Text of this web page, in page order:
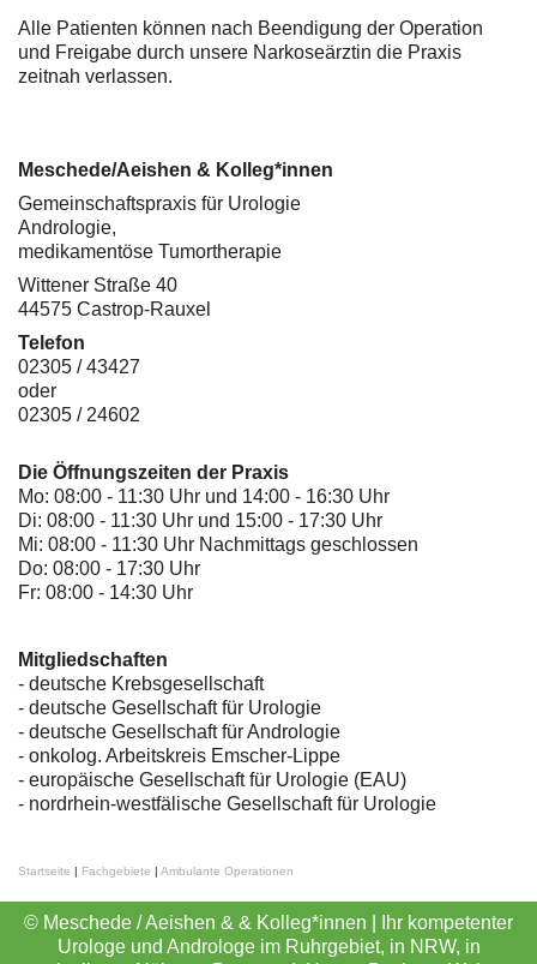
Alle Patienten können nach Beendigung der Operation
und Freigabe durch unsere Narkoseärztin die Praxis
zeitnah verlassen.
Meschede/Aeishen & Kolleg*innen
Gemeinschaftspraxis für Urologie
Andrologie,
medikamentöse Tumortherapie
Wittener Straße 40
44575 Castrop-Rauxel
Telefon
02305 / 43427
oder
02305 / 24602
Die Öffnungszeiten der Praxis
Mo: 08:00 - 11:30 Uhr und 14:00 - 16:30 Uhr
Di: 08:00 - 11:30 Uhr und 15:00 - 17:30 Uhr
Mi: 08:00 - 11:30 Uhr Nachmittags geschlossen
Do: 08:00 - 17:30 Uhr
Fr: 08:00 - 14:30 Uhr
Mitgliedschaften
- deutsche Krebsgesellschaft
- deutsche Gesellschaft für Urologie
- deutsche Gesellschaft für Andrologie
- onkolog. Arbeitskreis Emscher-Lippe
- europäische Gesellschaft für Urologie (EAU)
- nordrhein-westfälische Gesellschaft für Urologie
Startseite | Fachgebiete | Ambulante Operationen
© Meschede / Aeishen & & Kolleg*innen | Ihr kompetenter
Urologe und Androloge im Ruhrgebiet, in NRW, in